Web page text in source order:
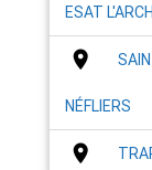
ESAT
place
NÉFLIERS
place